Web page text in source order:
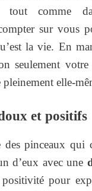
tout comme
sur vous
la vie. En
seulement votre
pleinement elle-
et positifs
pinceaux qui
d’eux avec une
pour